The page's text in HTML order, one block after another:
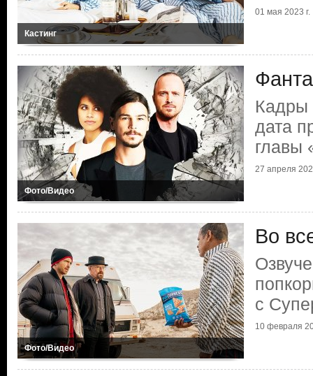
Кастинг
01 мая 2023 г.
Фото/Видео
Кадры
дата
главы
27 апреля
Фото/Видео
Во
с
10 февраля